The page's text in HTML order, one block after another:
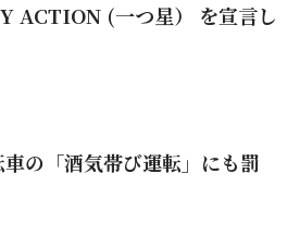
ACTION (一つ星） を宣言し
の「酒気帯び運転」にも罰